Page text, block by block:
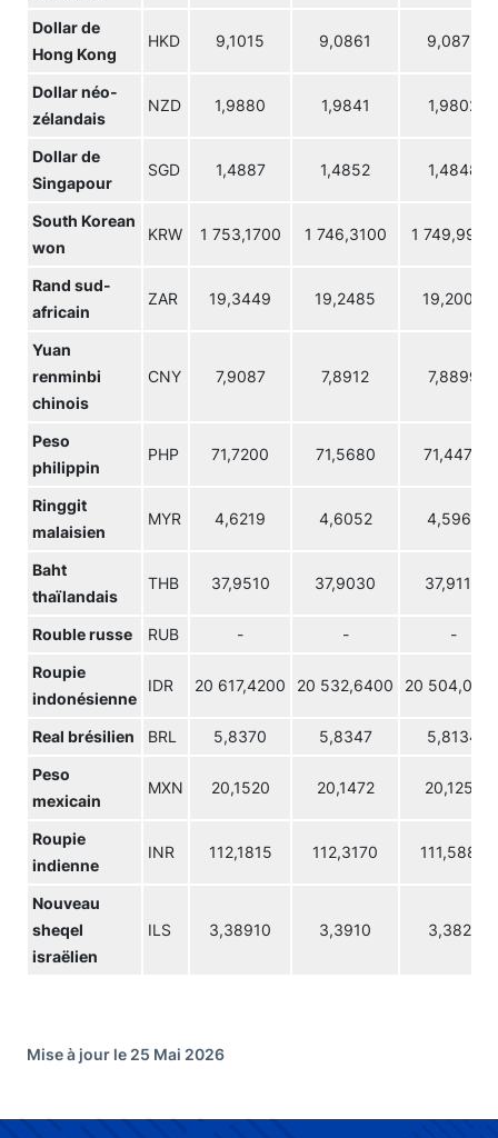
Dollar de
Hong Kong
HKD 9,1015 9,0861 9,0873
Dollar néo-
zélandais
NZD 1,9880 1,9841 1,9802
Dollar de
Singapour
SGD 1,4887 1,4852 1,4848
South Korean
won
KRW 1 753,1700 1 746,3100 1 749,9900
Rand sud-
africain
ZAR 19,3449 19,2485 19,2009
Yuan
renminbi
chinois
CNY 7,9087 7,8912 7,8899
Peso
philippin
PHP 71,7200 71,5680 71,4470
Ringgit
malaisien
MYR 4,6219 4,6052 4,5961
Baht
thaïlandais
THB 37,9510 37,9030 37,9110
Rouble russe RUB - - -
Roupie
indonésienne
IDR 20 617,4200 20 532,6400 20
Real brésilien BRL 5,8370 5,8347 5,8134
Peso
mexicain
MXN 20,1520 20,1472 20,1257
Roupie
indienne
INR 112,1815 112,3170 111,5885
Nouveau
sheqel
israëlien
ILS 3,38910 3,3910 3,3821
Mise à jour le 25 Mai 2026